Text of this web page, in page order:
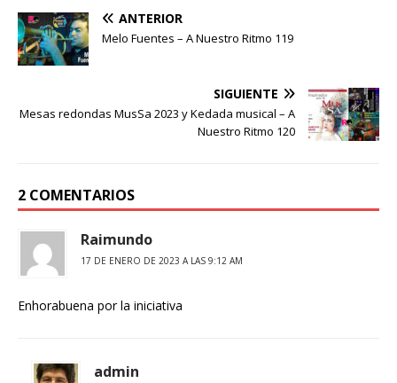
ANTERIOR
Melo Fuentes – A Nuestro Ritmo 119
SIGUIENTE
Mesas redondas MusSa 2023 y Kedada musical – A
Nuestro Ritmo 120
2 COMENTARIOS
Raimundo
17 DE ENERO DE 2023 A LAS 9:12 AM
Enhorabuena por la iniciativa
admin